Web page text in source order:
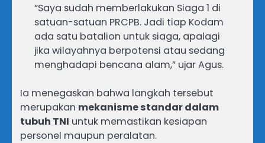
“Saya sudah memberlakukan Siaga 1 di
satuan-satuan PRCPB. Jadi tiap Kodam
ada satu batalion untuk siaga, apalagi
jika wilayahnya berpotensi atau sedang
menghadapi bencana alam,” ujar Agus.
Ia menegaskan bahwa langkah tersebut
merupakan mekanisme standar dalam
tubuh TNI untuk memastikan kesiapan
personel maupun peralatan.